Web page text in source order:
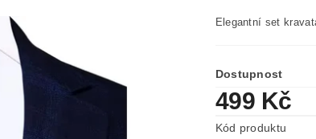
Elegantní set
Dostupnost
499 Kč
Kód produktu